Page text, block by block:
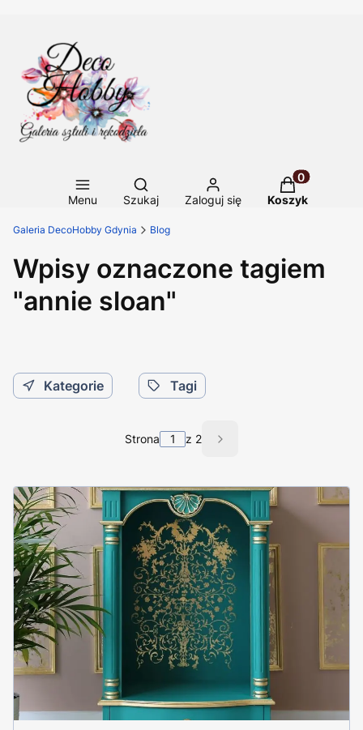
Menu
Otwórz wyszukiwarkę
Szukaj Zaloguj się
Produkty w
Koszyk
Galeria DecoHobby Gdynia Blog
Wpisy oznaczone tagiem
"annie sloan"
Kategorie Tagi
Strona z 2 Następne wpisy